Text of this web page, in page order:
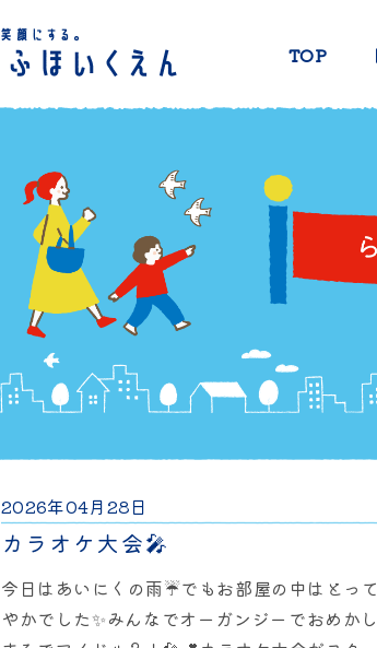
TOP
2026年04月28日
カラオケ大会🎤
今日はあいにくの雨☔でもお部屋の中はとっ
やかでした✨みんなでオーガンジーでおめか